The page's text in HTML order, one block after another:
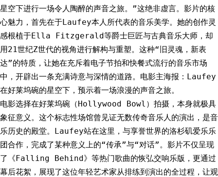
星空下进行一场令人陶醉的声音之旅。”这绝非虚言。影片的核
心魅力，首先在于Laufey本人所代表的音乐美学。她的创作灵
感根植于Ella Fitzgerald等爵士巨匠与古典音乐大师，却
用21世纪Z世代的视角进行解构与重塑。这种“旧灵魂，新表
达”的特质，让她在充斥着电子节拍和快餐式流行的音乐市场
中，开辟出一条充满诗意与深情的道路。电影主海报：Laufey
在好莱坞碗的星空下，预示着一场浪漫的声音之旅。
电影选择在好莱坞碗（Hollywood Bowl）拍摄，本身就极具
象征意义。这个标志性场馆曾见证无数传奇音乐人的演出，是音
乐历史的殿堂。Laufey站在这里，与享誉世界的洛杉矶爱乐乐
团合作，完成了某种意义上的“传承”与“对话”。影片不仅呈现
了《Falling Behind》等热门歌曲的恢弘交响乐版，更通过
幕后花絮，展现了这位年轻艺术家从排练到演出的全过程，让观